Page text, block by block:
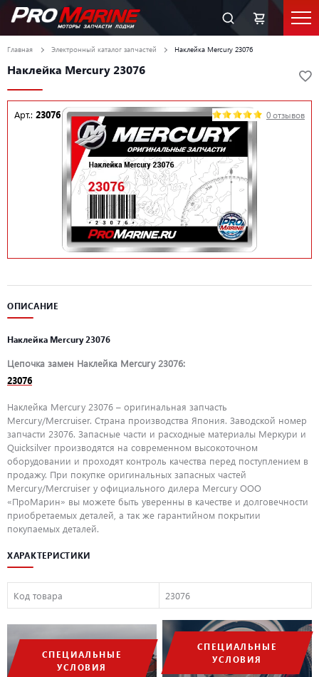
СПЕЦИАЛЬНЫЕ
УСЛОВИЯ
СПЕЦИАЛЬНЫЕ
УСЛОВИЯ
Главная Электронный каталог запчастей Наклейка Mercury 23076
Наклейка Mercury 23076
Арт.: 23076 0 отзывов
ОПИСАНИЕ
Наклейка Mercury 23076
Цепочка замен Наклейка Mercury 23076:
23076
Наклейка Mercury 23076 – оригинальная запчасть
Mercury/Mercruiser. Страна производства Япония. Заводской номер
запчасти 23076. Запасные части и расходные материалы Меркури и
Quicksilver производятся на современном высокоточном
оборудовании и проходят контроль качества перед поступлением в
продажу. При покупке оригинальных запасных частей
Mercury/Mercruiser у официального дилера Mercury ООО
«ПроМарин» вы можете быть уверенны в качестве и долговечности
приобретаемых деталей, а так же гарантийном покрытии
покупаемых деталей.
ХАРАКТЕРИСТИКИ
Код товара 23076